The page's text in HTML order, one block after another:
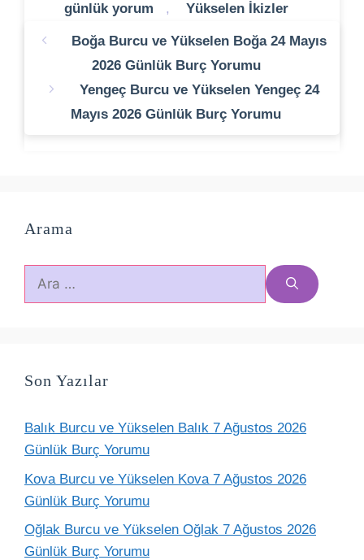
günlük yorum
, Yükselen İkizler
Boğa Burcu ve Yükselen Boğa 24 Mayıs
2026 Günlük Burç Yorumu
Yengeç Burcu ve Yükselen Yengeç 24
Mayıs 2026 Günlük Burç Yorumu
Arama
için
Son Yazılar
Balık Burcu ve Yükselen Balık 7 Ağustos 2026
Günlük Burç Yorumu
Kova Burcu ve Yükselen Kova 7 Ağustos 2026
Günlük Burç Yorumu
Oğlak Burcu ve Yükselen Oğlak 7 Ağustos 2026
Günlük Burç Yorumu